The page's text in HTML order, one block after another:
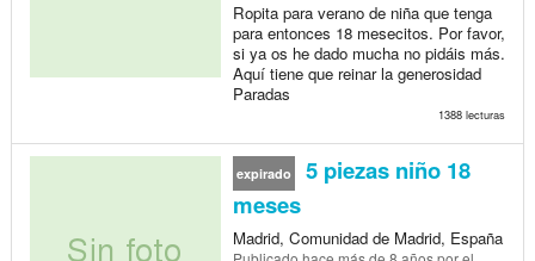
Ropita para verano de niña que tenga
para entonces 18 mesecitos. Por favor,
si ya os he dado mucha no pidáis más.
Aquí tiene que reinar la generosidad
Paradas
1388 lecturas
expirado
5 piezas niño 18
meses
Madrid, Comunidad de Madrid, España